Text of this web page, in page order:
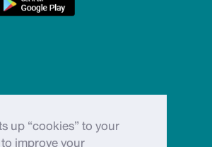
up “cookies” to your
improve your